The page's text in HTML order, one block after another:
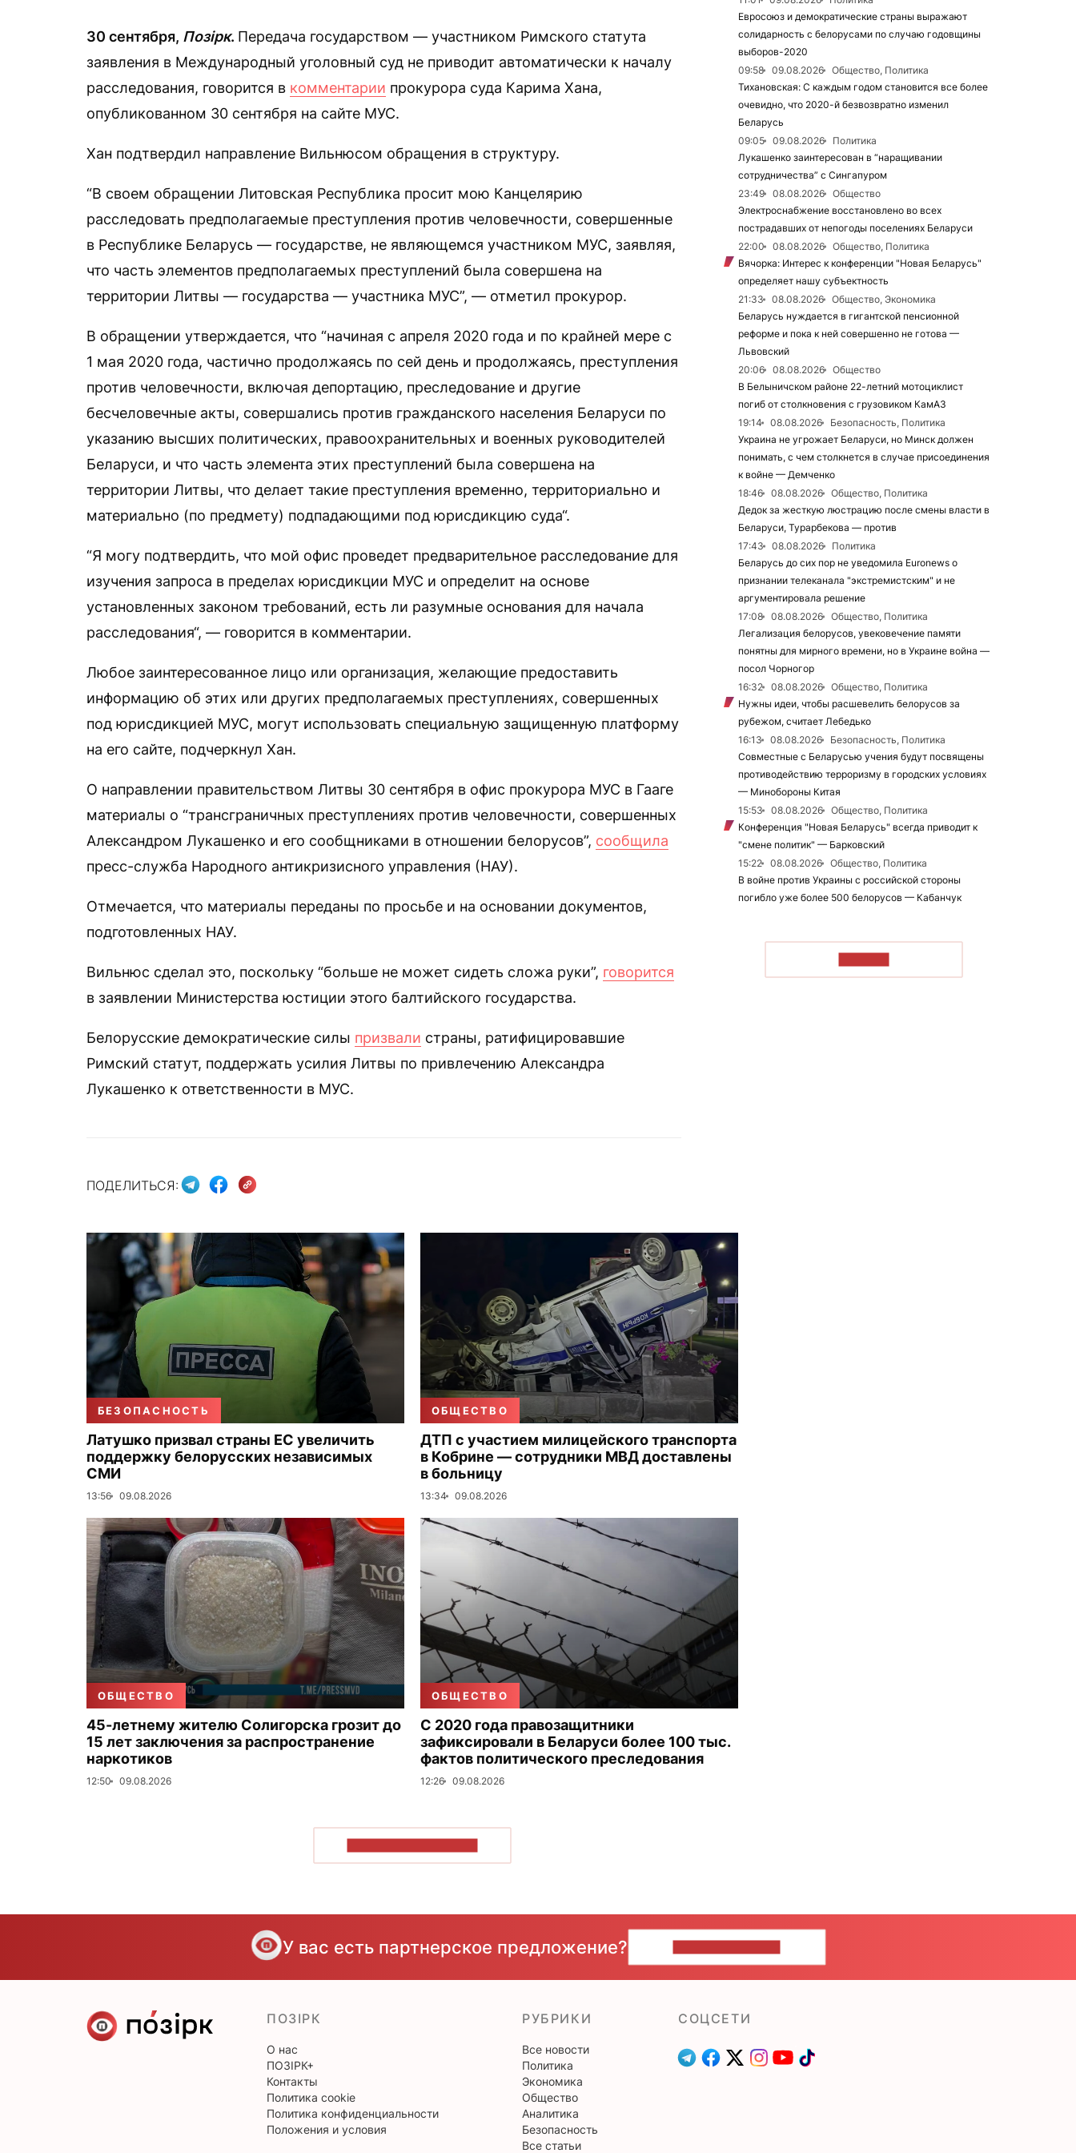
30 сентября, Позірк. Передача государством — участником Римского статута
заявления в Международный уголовный суд не приводит автоматически к началу
расследования, говорится в комментарии прокурора суда Карима Хана,
опубликованном 30 сентября на сайте МУС.
Хан подтвердил направление Вильнюсом обращения в структуру.
“В своем обращении Литовская Республика просит мою Канцелярию
расследовать предполагаемые преступления против человечности, совершенные
в Республике Беларусь — государстве, не являющемся участником МУС, заявляя,
что часть элементов предполагаемых преступлений была совершена на
территории Литвы — государства — участника МУС”, — отметил прокурор.
В обращении утверждается, что “начиная с апреля 2020 года и по крайней мере с
1 мая 2020 года, частично продолжаясь по сей день и продолжаясь, преступления
против человечности, включая депортацию, преследование и другие
бесчеловечные акты, совершались против гражданского населения Беларуси по
указанию высших политических, правоохранительных и военных руководителей
Беларуси, и что часть элемента этих преступлений была совершена на
территории Литвы, что делает такие преступления временно, территориально и
материально (по предмету) подпадающими под юрисдикцию суда“.
“Я могу подтвердить, что мой офис проведет предварительное расследование для
изучения запроса в пределах юрисдикции МУС и определит на основе
установленных законом требований, есть ли разумные основания для начала
расследования“, — говорится в комментарии.
Любое заинтересованное лицо или организация, желающие предоставить
информацию об этих или других предполагаемых преступлениях, совершенных
под юрисдикцией МУС, могут использовать специальную защищенную платформу
на его сайте, подчеркнул Хан.
О направлении правительством Литвы 30 сентября в офис прокурора МУС в Гааге
материалы о “трансграничных преступлениях против человечности, совершенных
Александром Лукашенко и его сообщниками в отношении белорусов”, сообщила
пресс-служба Народного антикризисного управления (НАУ).
Отмечается, что материалы переданы по просьбе и на основании документов,
подготовленных НАУ.
Вильнюс сделал это, поскольку “больше не может сидеть сложа руки”, говорится
в заявлении Министерства юстиции этого балтийского государства.
Белорусские демократические силы призвали страны, ратифицировавшие
Римский статут, поддержать усилия Литвы по привлечению Александра
Лукашенко к ответственности в МУС.
ПОДЕЛИТЬСЯ:
БЕЗОПАСНОСТЬ
Латушко призвал страны ЕС увеличить
поддержку белорусских независимых
СМИ
13:56 09.08.2026
ОБЩЕСТВО
ДТП с участием милицейского транспорта
в Кобрине — сотрудники МВД доставлены
в больницу
13:34 09.08.2026
ОБЩЕСТВО
45-летнему жителю Солигорска грозит до
15 лет заключения за распространение
наркотиков
12:50 09.08.2026
ОБЩЕСТВО
С 2020 года правозащитники
зафиксировали в Беларуси более 100 тыс.
фактов политического преследования
12:26 09.08.2026
Евросоюз и демократические страны выражают
солидарность с белорусами по случаю годовщины
выборов-2020
09:58
09.08.2026
Общество, Политика
Тихановская: С каждым годом становится все более
очевидно, что 2020-й безвозвратно изменил
Беларусь
09:05
09.08.2026
Политика
Лукашенко заинтересован в “наращивании
сотрудничества” с Сингапуром
23:49
08.08.2026
Общество
Электроснабжение восстановлено во всех
пострадавших от непогоды поселениях Беларуси
22:00
08.08.2026
Общество, Политика
Вячорка: Интерес к конференции "Новая Беларусь"
определяет нашу субъектность
21:33
08.08.2026
Общество, Экономика
Беларусь нуждается в гигантской пенсионной
реформе и пока к ней совершенно не готова —
Львовский
20:06
08.08.2026
Общество
В Белыничском районе 22-летний мотоциклист
погиб от столкновения с грузовиком КамАЗ
19:14
08.08.2026
Безопасность, Политика
Украина не угрожает Беларуси, но Минск должен
понимать, с чем столкнется в случае присоединения
к войне — Демченко
18:46
08.08.2026
Общество, Политика
Дедок за жесткую люстрацию после смены власти в
Беларуси, Турарбекова — против
17:43
08.08.2026
Политика
Беларусь до сих пор не уведомила Euronews о
признании телеканала "экстремистским" и не
аргументировала решение
17:08
08.08.2026
Общество, Политика
Легализация белорусов, увековечение памяти
понятны для мирного времени, но в Украине война —
посол Чорногор
16:32
08.08.2026
Общество, Политика
Нужны идеи, чтобы расшевелить белорусов за
рубежом, считает Лебедько
16:13
08.08.2026
Безопасность, Политика
Совместные с Беларусью учения будут посвящены
противодействию терроризму в городских условиях
— Минобороны Китая
15:53
08.08.2026
Общество, Политика
Конференция "Новая Беларусь" всегда приводит к
"смене политик" — Барковский
15:22
08.08.2026
Общество, Политика
В войне против Украины с российской стороны
погибло уже более 500 белорусов — Кабанчук
У вас есть партнерское предложение?
ПОЗІРК
О нас
ПОЗІРК+
Контакты
Политика cookie
Политика конфиденциальности
Положения и условия
РУБРИКИ
Все новости
Политика
Экономика
Общество
Аналитика
Безопасность
Все статьи
CОЦСЕТИ